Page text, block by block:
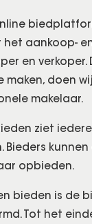
het aankoop-
en
maken, doen
makelaar.
ziet
Bieders
opbieden.
bieden is de
Tot het